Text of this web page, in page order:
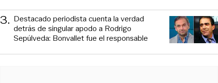
3. Destacado periodista cuenta la verdad
detrás de singular apodo a Rodrigo
Sepúlveda: Bonvallet fue el responsable